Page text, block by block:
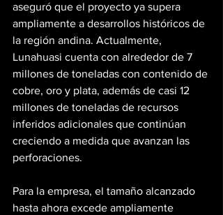
aseguró que el proyecto ya supera
ampliamente a desarrollos históricos de
la región andina. Actualmente,
Lunahuasi cuenta con alrededor de 7
millones de toneladas con contenido de
cobre, oro y plata, además de casi 12
millones de toneladas de recursos
inferidos adicionales que continúan
creciendo a medida que avanzan las
perforaciones.
Para la empresa, el tamaño alcanzado
hasta ahora excede ampliamente